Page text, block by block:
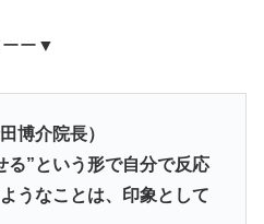
ーー▼
博介院長）
る”という形で自分で反応
うなことは、印象として